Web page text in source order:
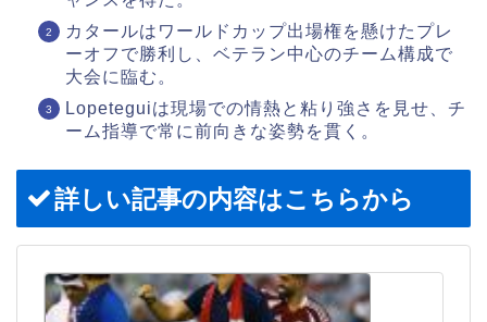
カタールはワールドカップ出場権を懸けたプレ
ーオフで勝利し、ベテラン中心のチーム構成で
大会に臨む。
Lopeteguiは現場での情熱と粘り強さを見せ、チ
ーム指導で常に前向きな姿勢を貫く。
詳しい記事の内容はこちらから